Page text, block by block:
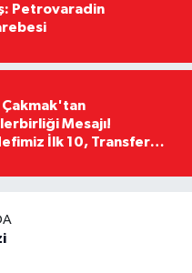
Petrovaradin
Mesajı!
İlk 10, Transfer